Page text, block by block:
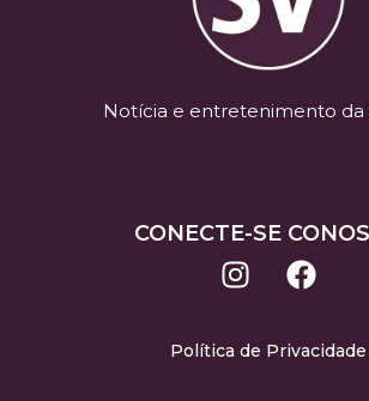
Notícia e entretenimento da
CONECTE-SE
Política de Privacidade